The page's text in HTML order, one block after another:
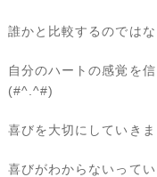
誰かと比較するのではな
自分のハートの感覚を
(#^.^#)
喜びを大切にしていき
喜びがわからないって